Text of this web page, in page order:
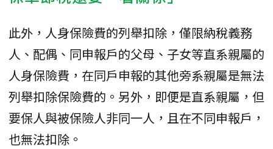
此外，人身保險費的列舉扣除，僅限納稅義務
人、配偶、同申報戶的父母、子女等直系親屬的
人身保險費，在同戶申報的其他旁系親屬是無法
列舉扣除保險費的。另外，即便是直系親屬，但
要保人與被保險人非同一人，且在不同申報戶，
也無法扣除。